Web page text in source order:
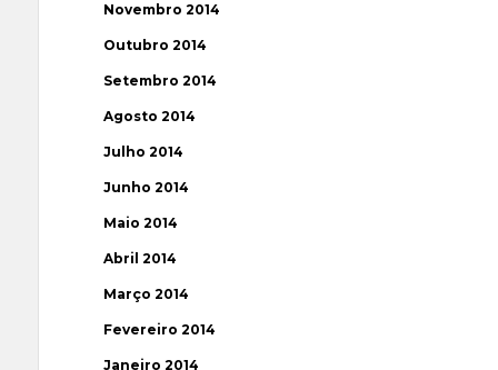
Novembro 2014
Outubro 2014
Setembro 2014
Agosto 2014
Julho 2014
Junho 2014
Maio 2014
Abril 2014
Março 2014
Fevereiro 2014
Janeiro 2014